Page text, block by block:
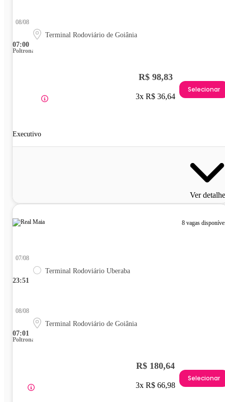
07:00
08/08
Terminal Rodoviário de Goiânia
Poltrona
Executivo
R$ 98,83
3x R$ 36,64
Selecionar
Ver
8 vagas
23:51
07/08
Terminal Rodoviário Uberaba
07:01
08/08
Terminal Rodoviário de Goiânia
Poltrona
R$ 180,64
3x R$ 66,98
Selecionar